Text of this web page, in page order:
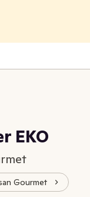
EKO
Gourmet